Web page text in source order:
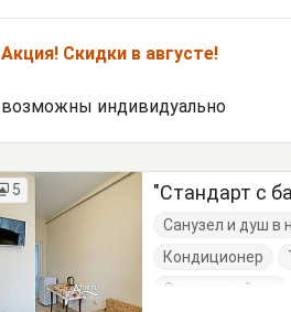
Акция! Скидки в августе!
возможны индивидуально
5 "Стандарт с
Санузел и душ в
Кондиционер
Электрочайник